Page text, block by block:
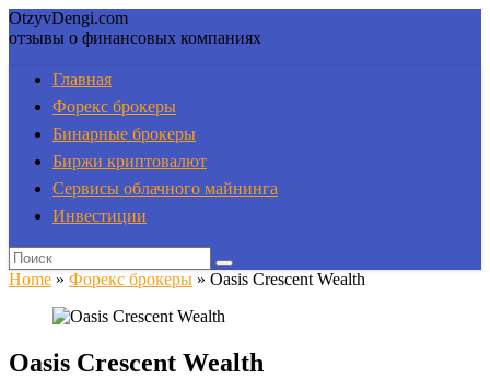
OtzyvDengi.com
отзывы о финансовых компаниях
Главная
Форекс брокеры
Бинарные брокеры
Биржи криптовалют
Сервисы облачного майнинга
Инвестиции
Home » Форекс брокеры » Oasis Crescent Wealth
Oasis Crescent Wealth